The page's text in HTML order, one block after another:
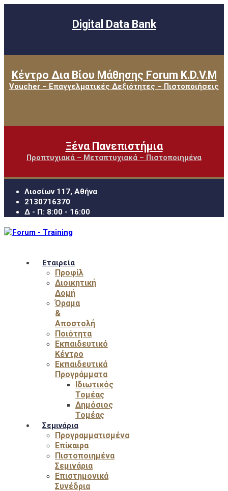
Digital Data Bank
Κέντρο Δια Βίου Μάθησης Forum K.D.V.M
Voucher – Επαγγελματικές Δεξιότητες – Πιστοποιήσεις
Ξένα Πανεπιστήμια
Προπτυχιακά – Μεταπτυχιακά – Πιστοποιημένα
Λιοσίων 117, Αθήνα
2130716370
Δ - Π: 8:00 - 16:00
Εταιρεία
Προφίλ
Διοικητική
Δομή
Όραμα
&
Αποστολή
Ποιότητα
Εκπαιδευτικό
Κέντρο
Εκπαιδευτικά
Προγράμματα
Ιδιωτικός
Τομέας
Δημόσιος
Τομέας
Σεμινάρια
Προγραμματισμένα
Επίκαιρα
Πιστοποιημένα
Σεμινάρια
Επιστημονικά
Συνέδρια